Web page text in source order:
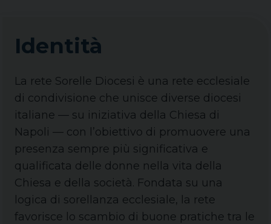
Identità
La rete Sorelle Diocesi è una rete ecclesiale
di condivisione che unisce diverse diocesi
italiane — su iniziativa della Chiesa di
Napoli — con l’obiettivo di promuovere una
presenza sempre più significativa e
qualificata delle donne nella vita della
Chiesa e della società. Fondata su una
logica di sorellanza ecclesiale, la rete
favorisce lo scambio di buone pratiche tra le